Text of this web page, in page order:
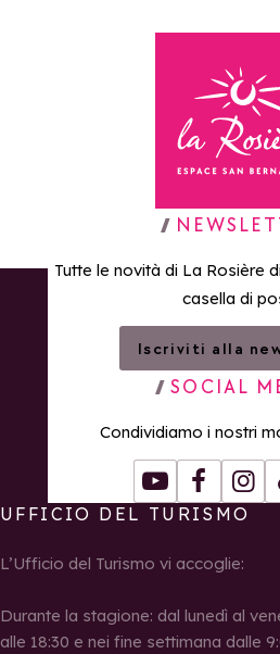
Tutte le novità di La Rosière
casella di
Iscriviti alla
SOCIAL
Condividiamo i nostri
YoutubeFacebook
UFFICIO DEL TURISMO
L’Ufficio del Turismo vi accoglie:
Durante la stagione: dal lunedì al
alle 18:30 e nei fine settimana dalle